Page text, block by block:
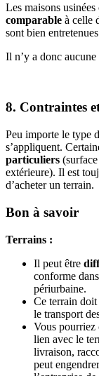
Les maisons usinées
comparable à celle
sont bien
Il n’y a donc
8. Contraintes
Peu importe le type
s’appliquent.
particuliers
extérieure). Il est
d’acheter un terrain.
Bon à savoir
Terrains :
Il peut être
conforme
périurbaine.
Ce terrain doit
le transport
Vous pourriez
lien avec le
livraison,
peut